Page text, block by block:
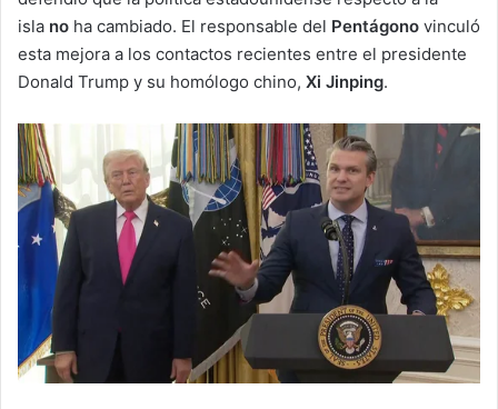
isla no ha cambiado. El responsable del Pentágono vinculó
esta mejora a los contactos recientes entre el presidente
Donald Trump y su homólogo chino, Xi Jinping.